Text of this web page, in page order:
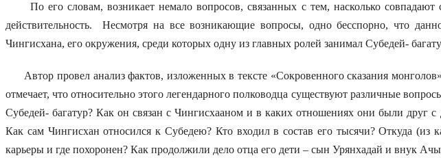
По его словам, возникает немало вопросов, связанных с тем, насколько совпадают
действительность. Несмотря на все возникающие вопросы, одно бесспорно, что
Чингисхана, его окружения, среди которых одну из главных ролей занимал Субедей-
Автор провел анализ фактов, изложенных в тексте «Сокровенного сказания
отмечает, что относительно этого легендарного полководца существуют различные
Субедей- багатур? Как он связан с Чингисхааном и в каких отношениях они были друг
Как сам Чингисхан относился к Субедею? Кто входил в состав его тысячи? Откуда (из
карьеры и где похоронен? Как продолжили дело отца его дети – сын Урянхадай и внук